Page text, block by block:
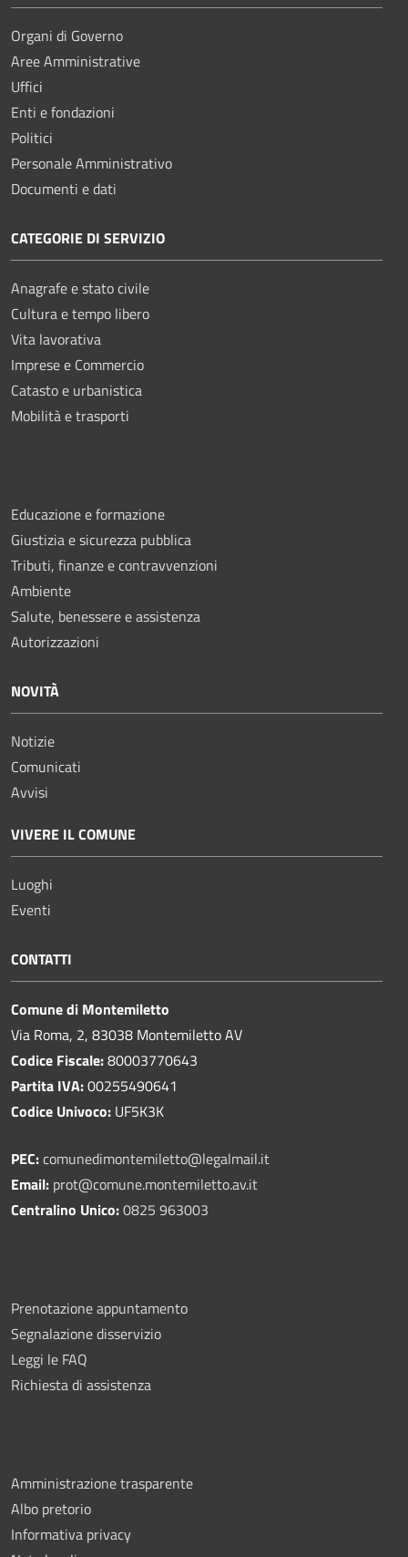
Organi di Governo
Aree Amministrative
Uffici
Enti e fondazioni
Politici
Personale Amministrativo
Documenti e dati
CATEGORIE DI SERVIZIO
Anagrafe e stato civile
Cultura e tempo libero
Vita lavorativa
Imprese e Commercio
Catasto e urbanistica
Mobilità e trasporti
Educazione e formazione
Giustizia e sicurezza pubblica
Tributi, finanze e contravvenzioni
Ambiente
Salute, benessere e assistenza
Autorizzazioni
NOVITÀ
Notizie
Comunicati
Avvisi
VIVERE IL COMUNE
Luoghi
Eventi
CONTATTI
Comune di Montemiletto
Via Roma, 2, 83038 Montemiletto AV
Codice Fiscale:80003770643
Partita IVA:00255490641
Codice Univoco: UF5K3K
PEC:comunedimontemiletto@legalmail.it
Email: prot@comune.montemiletto.av.it
Centralino Unico:0825 963003
Prenotazione appuntamento
Segnalazione disservizio
Leggi le FAQ
Richiesta di assistenza
Amministrazione trasparente
Albo pretorio
Informativa privacy